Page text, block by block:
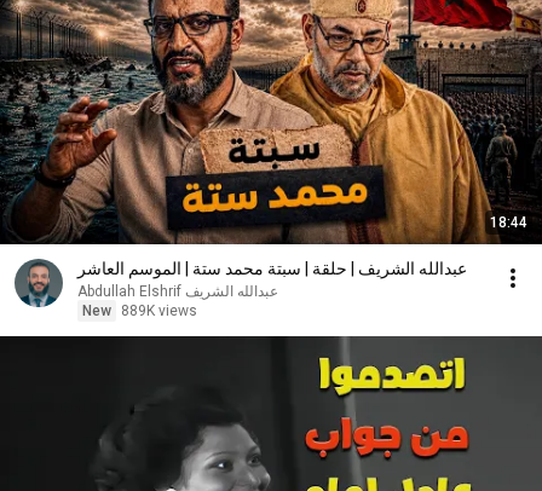
18:44
عبدالله الشريف | حلقة | سبتة محمد ستة | الموسم العاشر
عبدالله الشريف Abdullah Elshrif
New
889K views